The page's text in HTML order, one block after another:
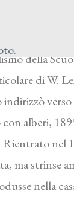
di G. von
della
di W.
indirizzò
con alberi,
nel
ma strinse
nella